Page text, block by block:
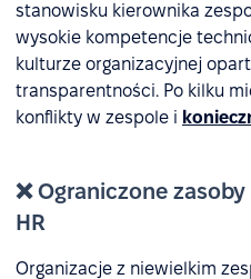
stanowisku kierownika
wysokie kompetencje
kulturze organizacyjnej
transparentności. Po kilku
konflikty w zespole i
❌ Ograniczone
HR
Organizacje z niewielkim